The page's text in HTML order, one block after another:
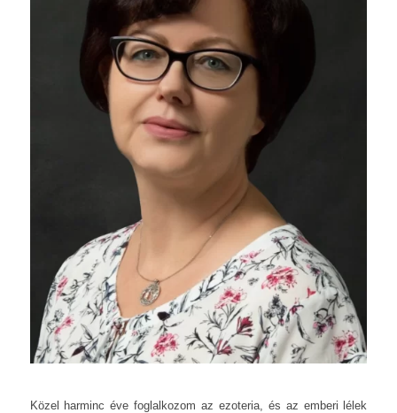
Közel harminc éve foglalkozom az ezoteria, és az emberi lélek